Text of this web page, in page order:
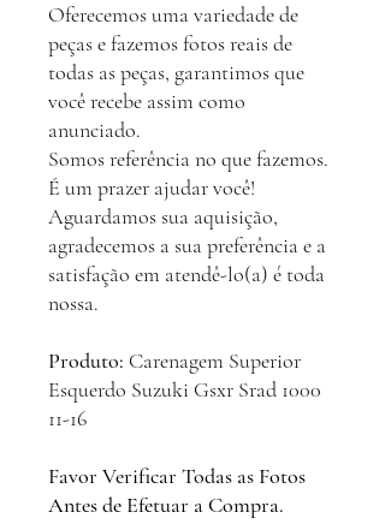
Oferecemos uma variedade de
peças e fazemos fotos reais de
todas as peças, garantimos que
você recebe assim como
anunciado.
Somos referência no que fazemos.
É um prazer ajudar você!
Aguardamos sua aquisição,
agradecemos a sua preferência e a
satisfação em atendê-lo(a) é toda
nossa.
Produto: Carenagem Superior
Esquerdo Suzuki Gsxr Srad 1000
11-16
Favor Verificar Todas as Fotos
Antes de Efetuar a Compra.